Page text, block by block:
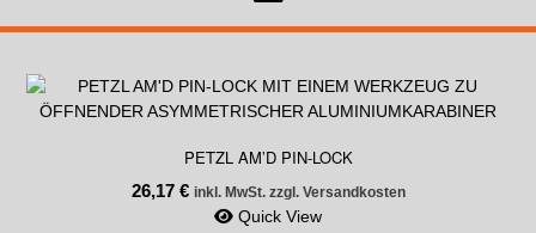
PETZL AM’D PIN-LOCK
26,17 € inkl. MwSt. zzgl. Versandkosten
Quick View